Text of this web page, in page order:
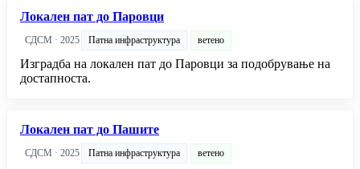
Локален пат до Паровци
СДСМ · 2025 Патна инфраструктура ветено
Изградба на локален пат до Паровци за подобрување на
достапноста.
Локален пат до Пашите
СДСМ · 2025 Патна инфраструктура ветено